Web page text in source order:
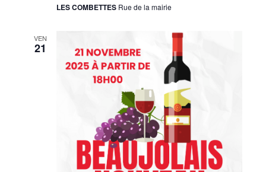
LES COMBETTES Rue de la mairie
VEN
21